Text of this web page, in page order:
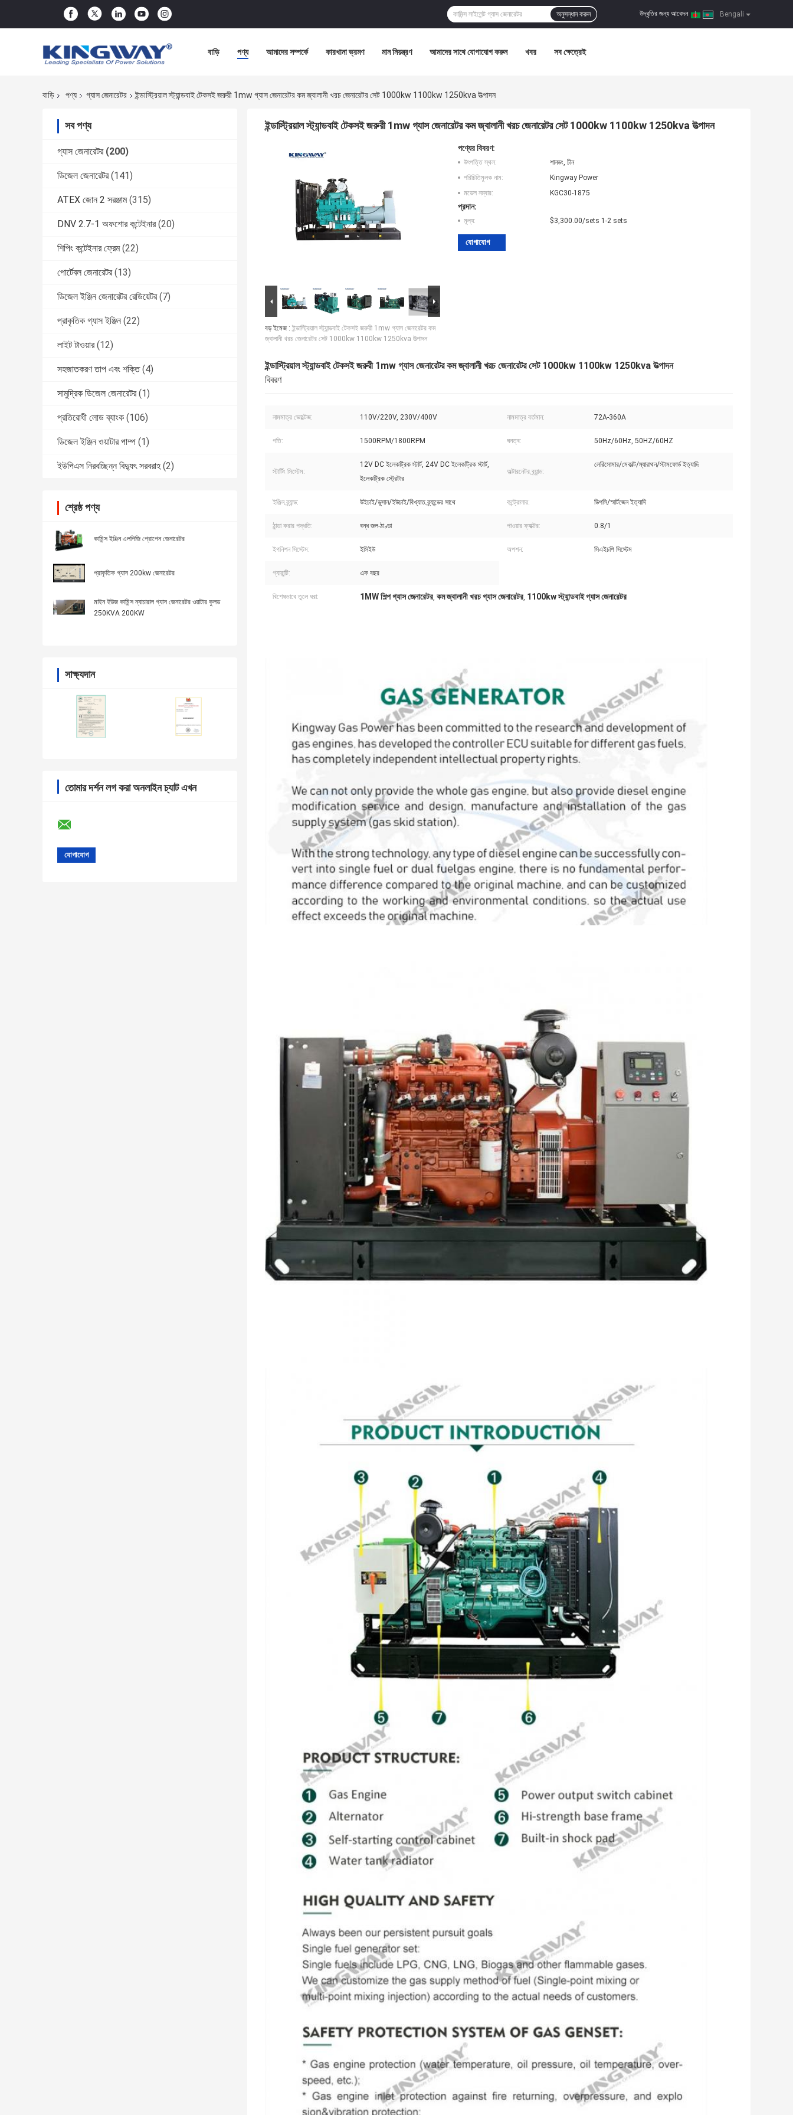
Bengali
উদ্ধৃতির জন্য আবেদন |
অনুসন্ধান করুন
বাড়ি পণ্য আমাদের সম্পর্কে কারখানা ভ্রমণ মান নিয়ন্ত্রণ আমাদের সাথে যোগাযোগ করুন খবর সব ক্ষেত্রেই
বাড়ি পণ্য গ্যাস জেনারেটর ইন্ডাস্ট্রিয়াল স্ট্যান্ডবাই টেকসই জরুরী 1mw গ্যাস জেনারেটর কম জ্বালানী খরচ জেনারেটর সেট 1000kw 1100kw 1250kva উত্পাদন
সব পণ্য
গ্যাস জেনারেটর (200)
ডিজেল জেনারেটর (141)
ATEX জোন 2 সরঞ্জাম (315)
DNV 2.7-1 অফশোর কন্টেইনার (20)
শিপিং কন্টেইনার ফ্রেম (22)
পোর্টেবল জেনারেটর (13)
ডিজেল ইঞ্জিন জেনারেটর রেডিয়েটর (7)
প্রাকৃতিক গ্যাস ইঞ্জিন (22)
লাইট টাওয়ার (12)
সহজাতকরণ তাপ এবং শক্তি (4)
সামুদ্রিক ডিজেল জেনারেটর (1)
প্রতিরোধী লোড ব্যাংক (106)
ডিজেল ইঞ্জিন ওয়াটার পাম্প (1)
ইউপিএস নিরবচ্ছিন্ন বিদ্যুৎ সরবরাহ (2)
শ্রেষ্ঠ পণ্য
কামিন্স ইঞ্জিন এলপিজি প্রোপেন জেনারেটর
প্রাকৃতিক গ্যাস 200kw জেনারেটর
মাইন ইউজ কামিন্স ন্যাচারাল গ্যাস জেনারেটর ওয়াটার কুলড
250KVA 200KW
সাক্ষ্যদান
তোমার দর্শন লগ করা অনলাইন চ্যাট এখন
ইন্ডাস্ট্রিয়াল স্ট্যান্ডবাই টেকসই জরুরী 1mw গ্যাস জেনারেটর কম জ্বালানী খরচ জেনারেটর সেট 1000kw 1100kw 1250kva উত্পাদন
বড় ইমেজ : ইন্ডাস্ট্রিয়াল স্ট্যান্ডবাই টেকসই জরুরী 1mw গ্যাস জেনারেটর কম
জ্বালানী খরচ জেনারেটর সেট 1000kw 1100kw 1250kva উত্পাদন
পণ্যের বিবরণ:
উৎপত্তি স্থল:
শানডং, চীন
পরিচিতিমুলক নাম:
Kingway Power
মডেল নম্বার:
KGC30-1875
প্রদান:
মূল্য: $3,300.00/sets 1-2 sets
যোগাযোগ
ইন্ডাস্ট্রিয়াল স্ট্যান্ডবাই টেকসই জরুরী 1mw গ্যাস জেনারেটর কম জ্বালানী খরচ জেনারেটর সেট 1000kw 1100kw 1250kva উত্পাদন
বিবরণ
নামমাত্র ভোল্টেজ: 110V/220V, 230V/400V নামমাত্র বর্তমান: 72A-360A
গতি: 1500RPM/1800RPM ঘনত্ব: 50Hz/60Hz, 50HZ/60HZ
স্টার্টিং সিস্টেম:
12V DC ইলেকট্রিক স্টার্ট, 24V DC ইলেকট্রিক স্টার্ট,
ইলেকট্রিক স্ট্রেটার
অল্টারনেটর ব্র্যান্ড:
লেরিসোমার/মেকাল্ট/ম্যারাথন/স্টামফোর্ড ইত্যাদি
ইঞ্জিন ব্র্যান্ড: উইচাই/ডুসান/ইউচাই/বিখ্যাত ব্র্যান্ডের সাথে কন্ট্রোলার: ডিপসি/স্মার্টজেন ইত্যাদি
ঠান্ডা করার পদ্ধতি: বন্ধ জল-ঠাণ্ডা পাওয়ার ফ্যাক্টর: 0.8/1
ইগনিশন সিস্টেম: ইসিইউ অপশন: সিএইচপি সিস্টেম
গ্যারান্টি: এক বছর
বিশেষভাবে তুলে ধরা: 1MW শিল্প গ্যাস জেনারেটর, কম জ্বালানী খরচ গ্যাস জেনারেটর, 1100kw স্ট্যান্ডবাই গ্যাস জেনারেটর